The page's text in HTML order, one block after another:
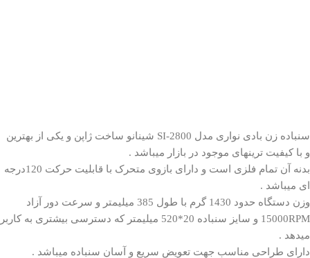
سنباده زن بادی نواری مدل
شینانو ساخت ژاپن و یکی از بهترین
و با کیفیت ترینهای موجود در بازار میباشد .
بدنه آن تمام فلزی است و دارای بازوی متحرک با قابلیت حرکت 120درجه
ای میباشد .
وزن دستگاه حدود 1430 گرم با طول 385 میلیمتر و سرعت دور آزاد
15000RPM و سایز سنباده 20*520 میلیمتر که دسترسی بیشتری به کاربر
میدهد .
دارای طراحی مناسب جهت تعویض سریع و آسان سنباده میباشد .